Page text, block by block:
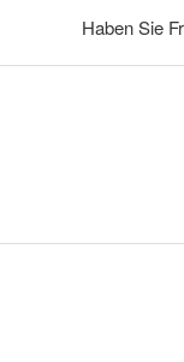
Haben Sie